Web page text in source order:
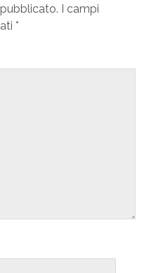
I campi
*